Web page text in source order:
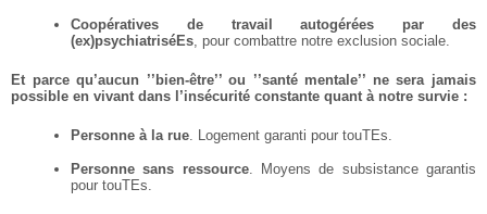
Coopératives de travail autogérées par des
(ex)psychiatriséEs , pour combattre notre exclusion sociale.
Et parce qu’aucun ’’bien-être’’ ou ’’santé mentale’’ ne sera jamais
possible en vivant dans l’insécurité constante quant à notre survie :
Personne à la rue . Logement garanti pour touTEs.
Personne sans ressource. Moyens de subsistance garantis
pour touTEs.